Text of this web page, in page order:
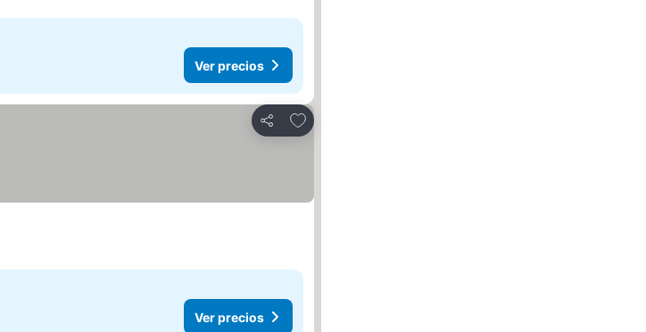
Ver precios
Compartir
Añadir a favoritos
Ver precios